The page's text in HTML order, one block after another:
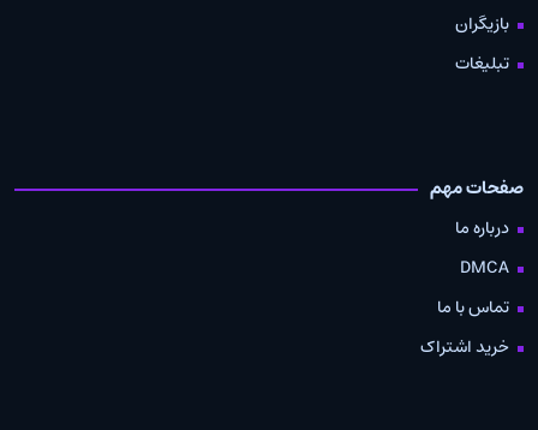
بازیگران
تبلیغات
صفحات مهم
درباره ما
DMCA
تماس با ما
خرید اشتراک